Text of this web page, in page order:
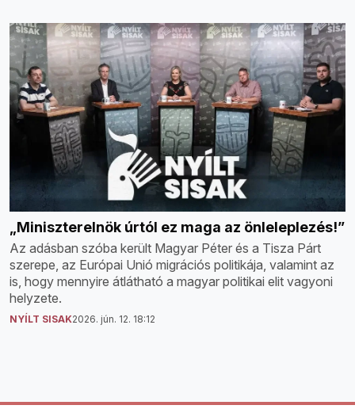
„Miniszterelnök úrtól ez maga az önleleplezés!”
Az adásban szóba került Magyar Péter és a Tisza Párt
szerepe, az Európai Unió migrációs politikája, valamint az
is, hogy mennyire átlátható a magyar politikai elit vagyoni
helyzete.
NYÍLT SISAK2026. jún. 12. 18:12